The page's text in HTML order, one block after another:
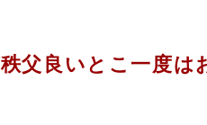
秩父良いとこ一度